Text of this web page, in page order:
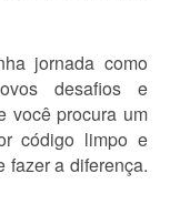
jornada como
desafios e
você procura um
código limpo e
fazer a diferença.